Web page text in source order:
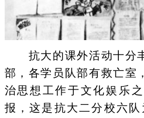
抗大的课外活动十分
部，各学员队部有救亡室
治思想工作于文化娱乐
报，这是抗大二分校六队